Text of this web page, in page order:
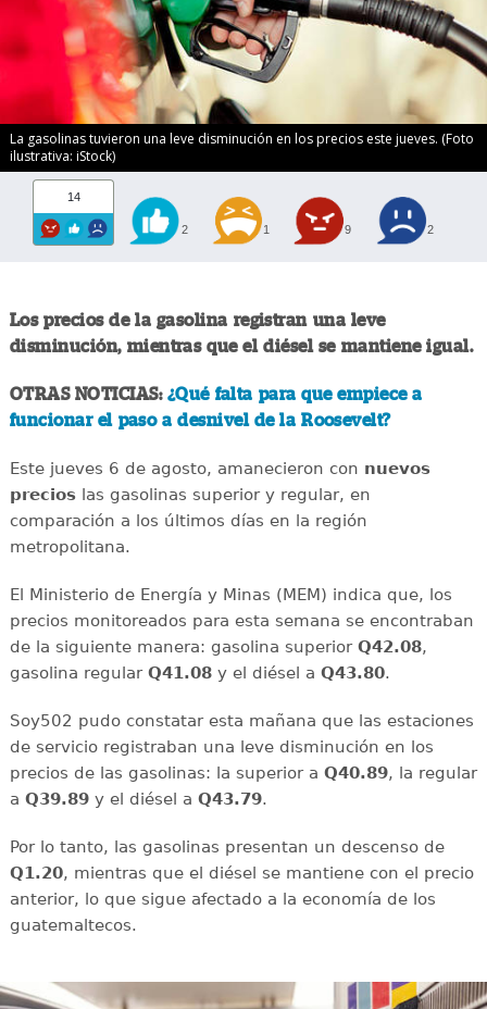
La gasolinas tuvieron una leve disminución en los precios este jueves. (Foto
ilustrativa: iStock)
14
2 1 9 2
Los precios de la gasolina registran una leve
disminución, mientras que el diésel se mantiene igual.
OTRAS NOTICIAS: ¿Qué falta para que empiece a
funcionar el paso a desnivel de la Roosevelt?
Este jueves 6 de agosto, amanecieron con nuevos
precioslas gasolinas superior y regular, en
comparación a los últimos días en la región
metropolitana.
El Ministerio de Energía y Minas (MEM) indica que, los
precios monitoreados para esta semana se encontraban
de la siguiente manera: gasolina superior Q42.08,
gasolina regular Q41.08y el diésel a Q43.80.
Soy502 pudo constatar esta mañana que las estaciones
de servicio registraban una leve disminución en los
precios de las gasolinas: la superior a Q40.89, la regular
a Q39.89y el diésel a Q43.79.
Por lo tanto, las gasolinas presentan un descenso de
Q1.20, mientras que el diésel se mantiene con el precio
anterior, lo que sigue afectado a la economía de los
guatemaltecos.